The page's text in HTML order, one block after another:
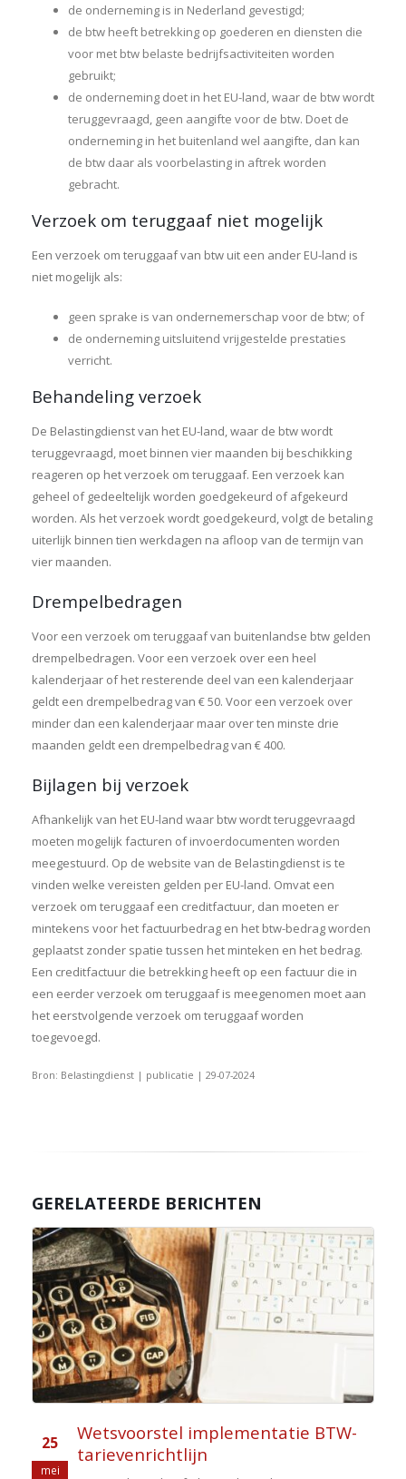
de onderneming is in Nederland gevestigd;
de btw heeft betrekking op goederen en diensten die
voor met btw belaste bedrijfsactiviteiten worden
gebruikt;
de onderneming doet in het EU-land, waar de btw wordt
teruggevraagd, geen aangifte voor de btw. Doet de
onderneming in het buitenland wel aangifte, dan kan
de btw daar als voorbelasting in aftrek worden
gebracht.
Verzoek om teruggaaf niet mogelijk
Een verzoek om teruggaaf van btw uit een ander EU-land is
niet mogelijk als:
geen sprake is van ondernemerschap voor de btw; of
de onderneming uitsluitend vrijgestelde prestaties
verricht.
Behandeling verzoek
De Belastingdienst van het EU-land, waar de btw wordt
teruggevraagd, moet binnen vier maanden bij beschikking
reageren op het verzoek om teruggaaf. Een verzoek kan
geheel of gedeeltelijk worden goedgekeurd of afgekeurd
worden. Als het verzoek wordt goedgekeurd, volgt de betaling
uiterlijk binnen tien werkdagen na afloop van de termijn van
vier maanden.
Drempelbedragen
Voor een verzoek om teruggaaf van buitenlandse btw gelden
drempelbedragen. Voor een verzoek over een heel
kalenderjaar of het resterende deel van een kalenderjaar
geldt een drempelbedrag van € 50. Voor een verzoek over
minder dan een kalenderjaar maar over ten minste drie
maanden geldt een drempelbedrag van € 400.
Bijlagen bij verzoek
Afhankelijk van het EU-land waar btw wordt teruggevraagd
moeten mogelijk facturen of invoerdocumenten worden
meegestuurd. Op de website van de Belastingdienst is te
vinden welke vereisten gelden per EU-land. Omvat een
verzoek om teruggaaf een creditfactuur, dan moeten er
mintekens voor het factuurbedrag en het btw-bedrag worden
geplaatst zonder spatie tussen het minteken en het bedrag.
Een creditfactuur die betrekking heeft op een factuur die in
een eerder verzoek om teruggaaf is meegenomen moet aan
het eerstvolgende verzoek om teruggaaf worden
toegevoegd.
Bron: Belastingdienst | publicatie | 29-07-2024
GERELATEERDE BERICHTEN
25
mei
Wetsvoorstel implementatie BTW-
tarievenrichtlijn